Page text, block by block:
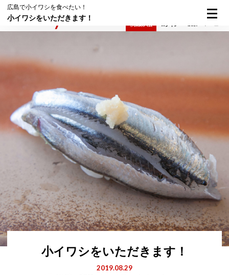
広島で小イワシを食べたい！
小イワシをいただきます！
小イワシをいただきます！
2019.08.29